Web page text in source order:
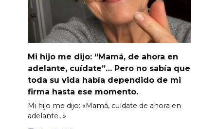
Mi hijo me dijo: “Mamá, de ahora en
adelante, cuídate”… Pero no sabía que
toda su vida había dependido de mi
firma hasta ese momento.
Mi hijo me dijo: «Mamá, cuídate de ahora en
adelante…»